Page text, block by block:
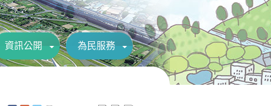
資訊公開 為民服務